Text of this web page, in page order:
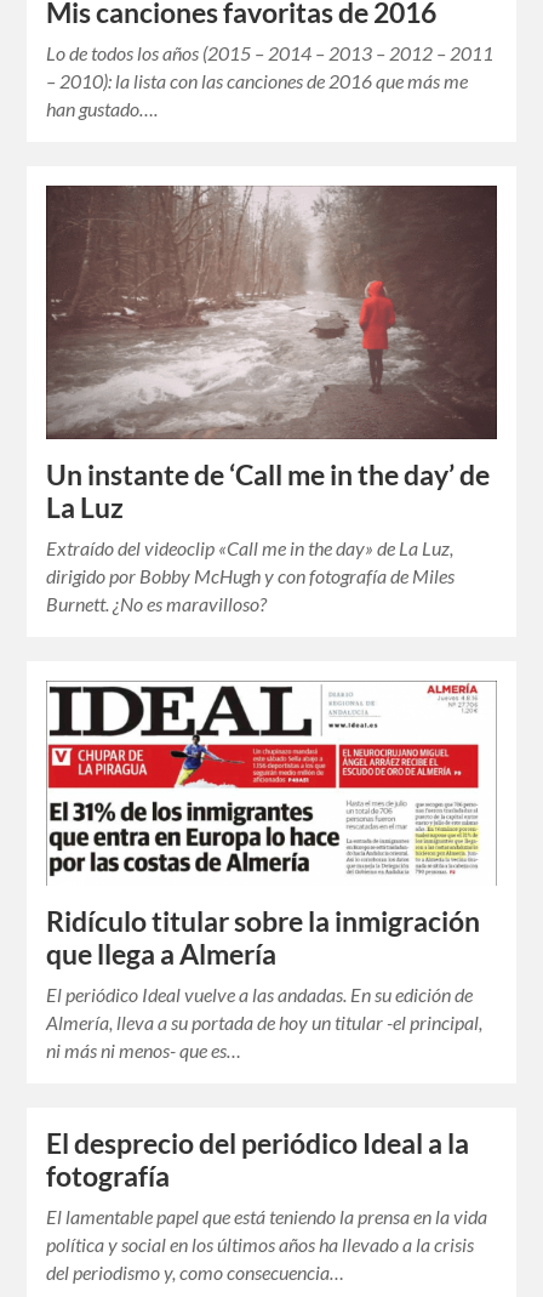
Mis canciones favoritas de 2016
Lo de todos los años (2015 – 2014 – 2013 – 2012 – 2011
– 2010): la lista con las canciones de 2016 que más me
han gustado….
Un instante de ‘Call me in the day’ de
La Luz
Extraído del videoclip «Call me in the day» de La Luz,
dirigido por Bobby McHugh y con fotografía de Miles
Burnett. ¿No es maravilloso?
Ridículo titular sobre la inmigración
que llega a Almería
El periódico Ideal vuelve a las andadas. En su edición de
Almería, lleva a su portada de hoy un titular -el principal,
ni más ni menos- que es…
El desprecio del periódico Ideal a la
fotografía
El lamentable papel que está teniendo la prensa en la vida
política y social en los últimos años ha llevado a la crisis
del periodismo y, como consecuencia…